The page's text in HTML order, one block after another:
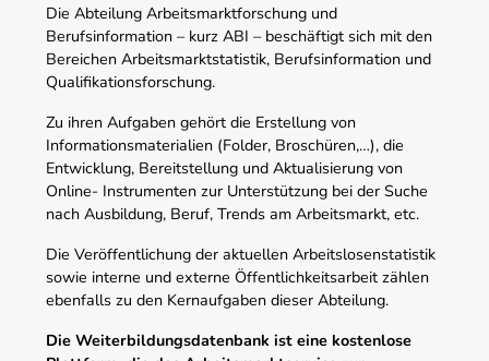
Die Abteilung Arbeitsmarktforschung und
Berufsinformation – kurz ABI – beschäftigt sich mit den
Bereichen Arbeitsmarktstatistik, Berufsinformation und
Qualifikationsforschung.
Zu ihren Aufgaben gehört die Erstellung von
Informationsmaterialien (Folder, Broschüren,…), die
Entwicklung, Bereitstellung und Aktualisierung von
Online- Instrumenten zur Unterstützung bei der Suche
nach Ausbildung, Beruf, Trends am Arbeitsmarkt, etc.
Die Veröffentlichung der aktuellen Arbeitslosenstatistik
sowie interne und externe Öffentlichkeitsarbeit zählen
ebenfalls zu den Kernaufgaben dieser Abteilung.
Die Weiterbildungsdatenbank ist eine kostenlose